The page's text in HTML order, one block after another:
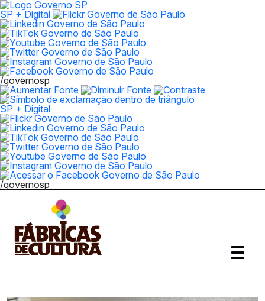
SP + Digital
/governosp
SP + Digital
/governosp